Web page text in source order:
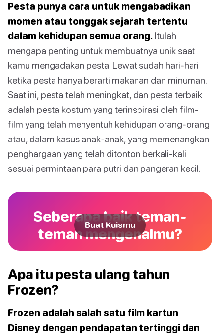
Pesta punya cara untuk mengabadikan
momen atau tonggak sejarah tertentu
dalam kehidupan semua orang. Itulah
mengapa penting untuk membuatnya unik saat
kamu mengadakan pesta. Lewat sudah hari-hari
ketika pesta hanya berarti makanan dan minuman.
Saat ini, pesta telah meningkat, dan pesta terbaik
adalah pesta kostum yang terinspirasi oleh film-
film yang telah menyentuh kehidupan orang-orang
atau, dalam kasus anak-anak, yang memenangkan
penghargaan yang telah ditonton berkali-kali
sesuai permintaan para putri dan pangeran kecil.
Seberapa baik teman-
teman mengenalmu?
Buat Kuismu
Apa itu pesta ulang tahun
Frozen?
Frozen adalah salah satu film kartun
Disney dengan pendapatan tertinggi dan